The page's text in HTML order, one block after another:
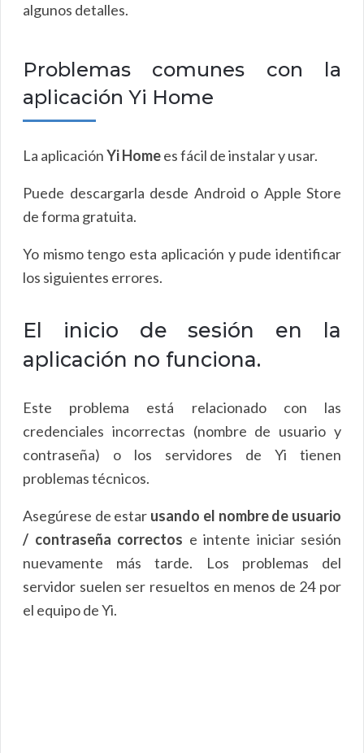
algunos detalles.
Problemas comunes con la
aplicación Yi Home
La aplicaciónYi Homees fácil de instalar y usar.
Puede descargarla desde Android o Apple Store
de forma gratuita.
Yo mismo tengo esta aplicación y pude identificar
los siguientes errores.
El inicio de sesión en la
aplicación no funciona.
Este problema está relacionado con las
credenciales incorrectas (nombre de usuario y
contraseña) o los servidores de Yi tienen
problemas técnicos.
Asegúrese de estar usando el nombre de usuario
/ contraseña correctos e intente iniciar sesión
nuevamente más tarde. Los problemas del
servidor suelen ser resueltos en menos de 24 por
el equipo de Yi.